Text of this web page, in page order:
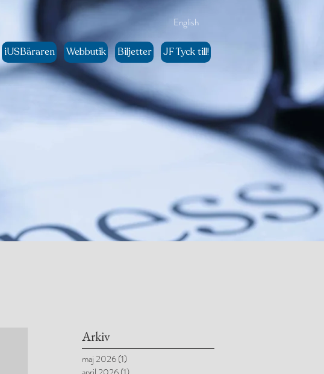
English
iUSBäraren Webbutik Biljetter JF Tyck till!
Arkiv
maj 2026(1)